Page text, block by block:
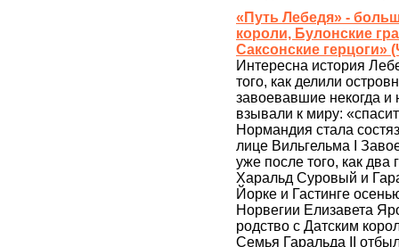
«Путь Лебедя» -
короли, Булонские
Саксонские герцоги»
Интересна история
того, как делили
завоевавшие некогда
взывали к миру:
Нормандия стала
лице Вильгельма I
уже после того, как два
Харальд Суровый и
Йорке и Гастинге
Норвегии Елизавета
родство с Датским
Семья Гаральда II